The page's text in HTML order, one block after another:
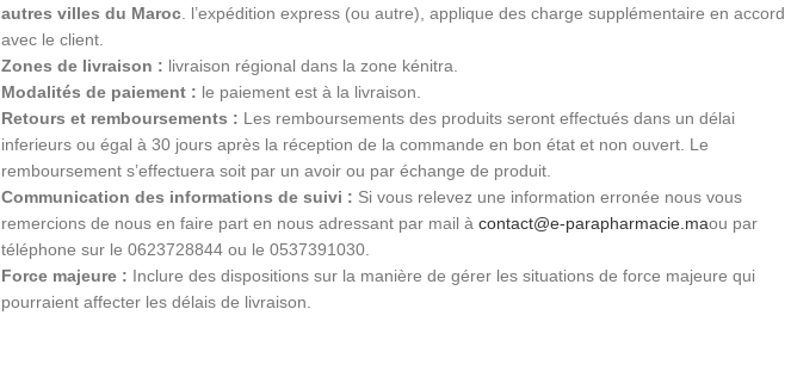
autres villes du Maroc . l’expédition express (ou autre), applique des charge supplémentaire en accord
avec le client.
Zones de livraison : livraison régional dans la zone kénitra.
Modalités de paiement : le paiement est à la livraison.
Retours et remboursements : Les remboursements des produits seront effectués dans un délai
inferieurs ou égal à 30 jours après la réception de la commande en bon état et non ouvert. Le
remboursement s’effectuera soit par un avoir ou par échange de produit.
Communication des informations de suivi : Si vous relevez une information erronée nous vous
remercions de nous en faire part en nous adressant par mail à contact@e-parapharmacie.maou par
téléphone sur le 0623728844 ou le 0537391030.
Force majeure : Inclure des dispositions sur la manière de gérer les situations de force majeure qui
pourraient affecter les délais de livraison.